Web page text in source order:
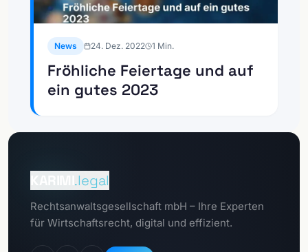
News 24. Dez. 2022 1 Min.
Fröhliche Feiertage und auf
ein gutes 2023
.legal
Rechtsanwaltsgesellschaft mbH – Ihre Experten
für Wirtschaftsrecht, digital und effizient.
Zum
Datenschutzportal